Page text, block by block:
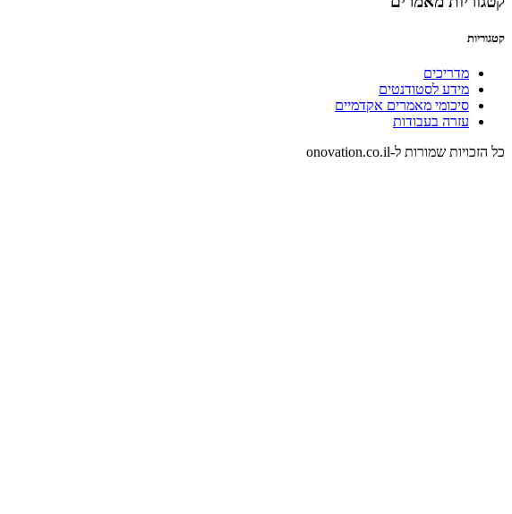
קטגוריות
מדריכים
מידע לסטודנטים
סיכומי מאמרים אקדמיים
עזרה בעבודות
כל הזכויות שמורות ל-onovation.co.il